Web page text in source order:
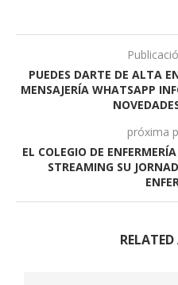
PUEDES DARTE DE ALTA
MENSAJERÍA WHATSAPP
próxima
EL COLEGIO DE
STREAMING SU